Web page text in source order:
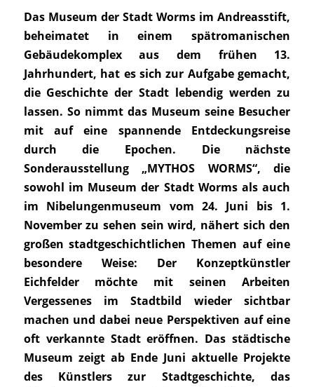
Das Museum der Stadt Worms im Andreasstift,
beheimatet in einem spätromanischen
Gebäudekomplex aus dem frühen 13.
Jahrhundert, hat es sich zur Aufgabe gemacht,
die Geschichte der Stadt lebendig werden zu
lassen. So nimmt das Museum seine Besucher
mit auf eine spannende Entdeckungsreise
durch die Epochen. Die nächste
Sonderausstellung „MYTHOS WORMS“, die
sowohl im Museum der Stadt Worms als auch
im Nibelungenmuseum vom 24. Juni bis 1.
November zu sehen sein wird, nähert sich den
großen stadtgeschichtlichen Themen auf eine
besondere Weise: Der Konzeptkünstler
Eichfelder möchte mit seinen Arbeiten
Vergessenes im Stadtbild wieder sichtbar
machen und dabei neue Perspektiven auf eine
oft verkannte Stadt eröffnen. Das städtische
Museum zeigt ab Ende Juni aktuelle Projekte
des Künstlers zur Stadtgeschichte,
das